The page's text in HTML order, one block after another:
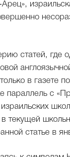
статей, где
в газете
параллель с
в текущей
статье в